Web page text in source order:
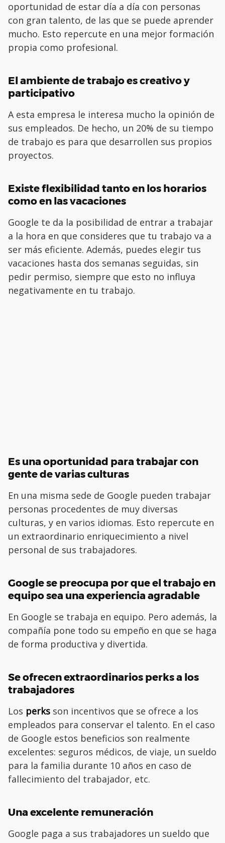
oportunidad de estar día a día con personas
con gran talento, de las que se puede aprender
mucho. Esto repercute en una mejor formación
propia como profesional.
El ambiente de trabajo es creativo y
participativo
A esta empresa le interesa mucho la opinión de
sus empleados. De hecho, un 20% de su tiempo
de trabajo es para que desarrollen sus propios
proyectos.
Existe flexibilidad tanto en los horarios
como en las vacaciones
Google te da la posibilidad de entrar a trabajar
a la hora en que consideres que tu trabajo va a
ser más eficiente. Además, puedes elegir tus
vacaciones hasta dos semanas seguidas, sin
pedir permiso, siempre que esto no influya
negativamente en tu trabajo.
Es una oportunidad para trabajar con
gente de varias culturas
En una misma sede de Google pueden trabajar
personas procedentes de muy diversas
culturas, y en varios idiomas. Esto repercute en
un extraordinario enriquecimiento a nivel
personal de sus trabajadores.
Google se preocupa por que el trabajo en
equipo sea una experiencia agradable
En Google se trabaja en equipo. Pero además, la
compañía pone todo su empeño en que se haga
de forma productiva y divertida.
Se ofrecen extraordinarios perks a los
trabajadores
Los perks son incentivos que se ofrece a los
empleados para conservar el talento. En el caso
de Google estos beneficios son realmente
excelentes: seguros médicos, de viaje, un sueldo
para la familia durante 10 años en caso de
fallecimiento del trabajador, etc.
Una excelente remuneración
Google paga a sus trabajadores un sueldo que